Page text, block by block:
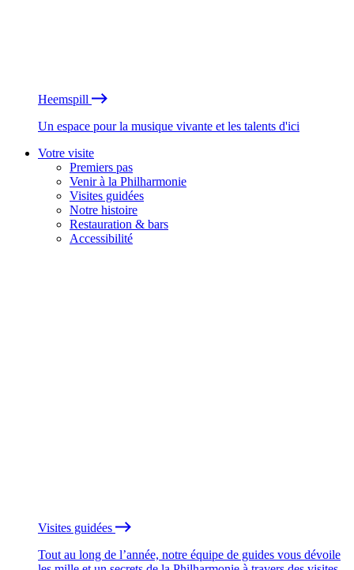
Heemspill
Un espace pour la musique vivante et les talents d'ici
Votre visite
Premiers pas
Venir à la Philharmonie
Visites guidées
Notre histoire
Restauration & bars
Accessibilité
Visites guidées
Tout au long de l’année, notre équipe de guides vous dévoile